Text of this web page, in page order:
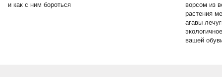
и как с ним бороться
ворсом из
растения
агавы
вашей